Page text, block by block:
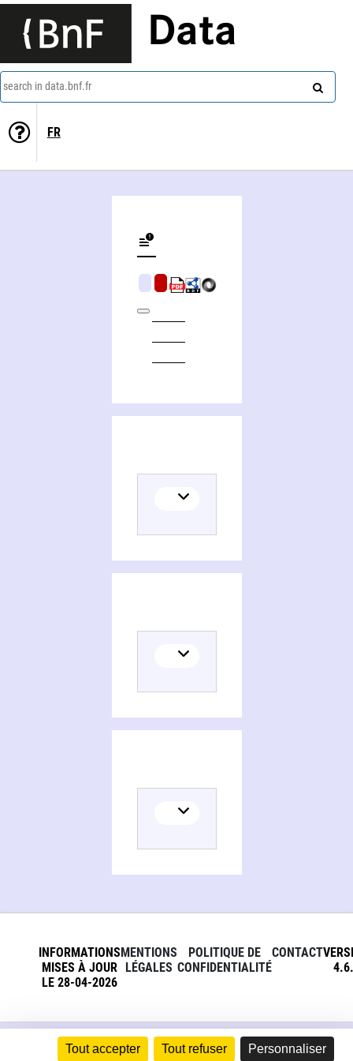
Tout accepter Tout refuser Personnaliser
Data
search in data.bnf.fr
FR
INFORMATIONS
MISES À JOUR
LE 28-04-2026
MENTIONS
LÉGALES
POLITIQUE DE
CONFIDENTIALITÉ
CONTACT